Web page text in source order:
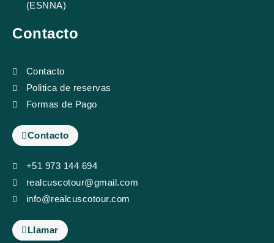
(ESNNA)
Contacto
Contacto
Politica de reservas
Formas de Pago
Contacto
+51 973 144 694
realcuscotour@gmail.com
info@realcuscotour.com
Llamar